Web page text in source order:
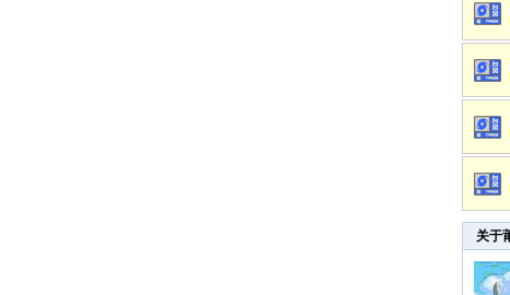
关于